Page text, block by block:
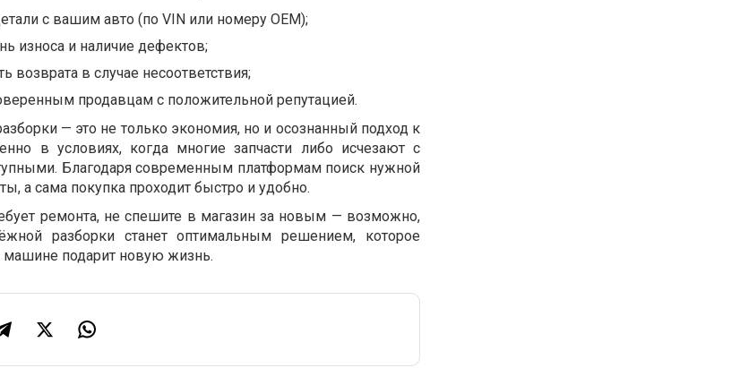
с вашим авто (по VIN или номеру OEM);
износа и наличие дефектов;
возврата в случае несоответствия;
продавцам с положительной репутацией.
— это не только экономия, но и осознанный подход к
в условиях, когда многие запчасти либо исчезают с
Благодаря современным платформам поиск нужной
а сама покупка проходит быстро и удобно.
ремонта, не спешите в магазин за новым — возможно,
разборки станет оптимальным решением, которое
подарит новую жизнь.